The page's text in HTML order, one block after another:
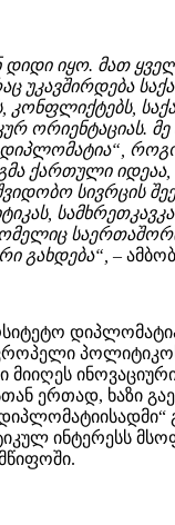
დიდი იყო. მათ
უკავშირდება
კონფლიქტებს,
ორიენტაციას. მე
დიპლომატია“,
ქართული
სივრცის
გახდება“, –
მიიღეს
ერთად, ხაზი
ინტერესს